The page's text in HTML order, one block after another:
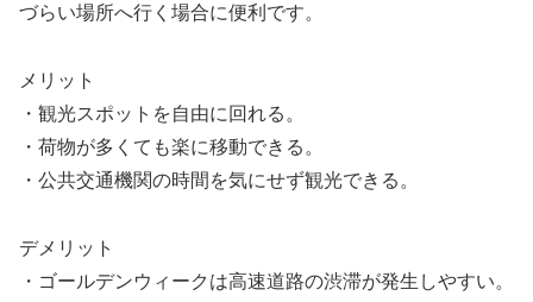
づらい場所へ行く場合に便利です。
メリット
・観光スポットを自由に回れる。
・荷物が多くても楽に移動できる。
・公共交通機関の時間を気にせず観光できる。
デメリット
・ゴールデンウィークは高速道路の渋滞が発生しやすい。